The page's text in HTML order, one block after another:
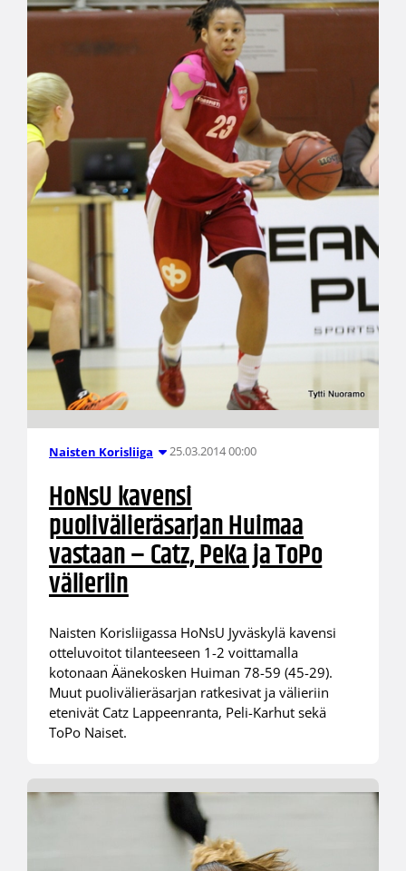
Naisten Korisliiga 25.03.2014 00:00
HoNsU kavensi
puolivälieräsarjan Huimaa
vastaan – Catz, PeKa ja ToPo
välieriin
Naisten Korisliigassa HoNsU Jyväskylä kavensi
otteluvoitot tilanteeseen 1-2 voittamalla
kotonaan Äänekosken Huiman 78-59 (45-29).
Muut puolivälieräsarjan ratkesivat ja välieriin
etenivät Catz Lappeenranta, Peli-Karhut sekä
ToPo Naiset.